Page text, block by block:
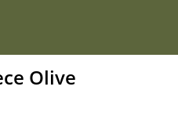
Olive